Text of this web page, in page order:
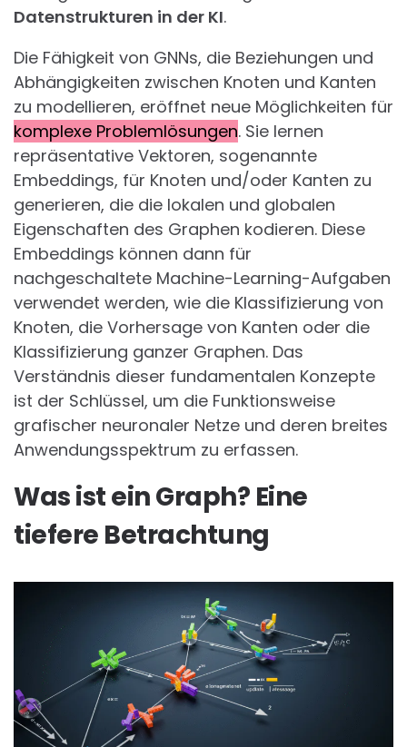
Datenstrukturen in der KI.
Die Fähigkeit von GNNs, die Beziehungen und
Abhängigkeiten zwischen Knoten und Kanten
zu modellieren, eröffnet neue Möglichkeiten für
komplexe Problemlösungen. Sie lernen
repräsentative Vektoren, sogenannte
Embeddings, für Knoten und/oder Kanten zu
generieren, die die lokalen und globalen
Eigenschaften des Graphen kodieren. Diese
Embeddings können dann für
nachgeschaltete Machine-Learning-Aufgaben
verwendet werden, wie die Klassifizierung von
Knoten, die Vorhersage von Kanten oder die
Klassifizierung ganzer Graphen. Das
Verständnis dieser fundamentalen Konzepte
ist der Schlüssel, um die Funktionsweise
grafischer neuronaler Netze und deren breites
Anwendungsspektrum zu erfassen.
Was ist ein Graph? Eine
tiefere Betrachtung